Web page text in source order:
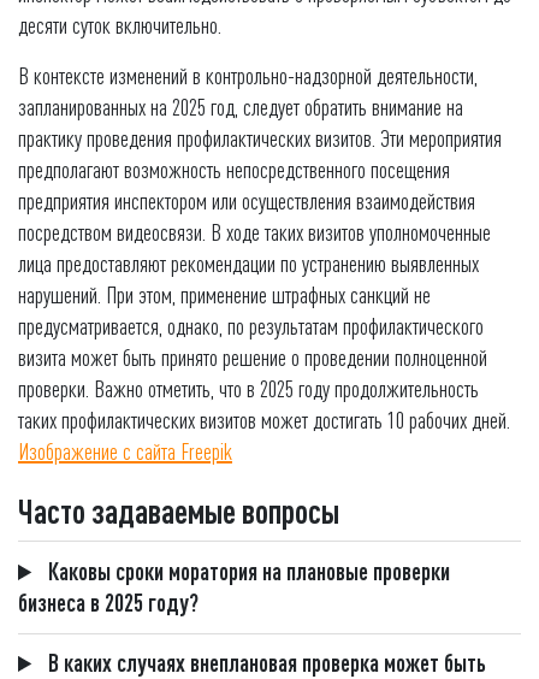
десяти суток включительно.
В контексте изменений в контрольно-надзорной деятельности,
запланированных на 2025 год, следует обратить внимание на
практику проведения профилактических визитов. Эти мероприятия
предполагают возможность непосредственного посещения
предприятия инспектором или осуществления взаимодействия
посредством видеосвязи. В ходе таких визитов уполномоченные
лица предоставляют рекомендации по устранению выявленных
нарушений. При этом, применение штрафных санкций не
предусматривается, однако, по результатам профилактического
визита может быть принято решение о проведении полноценной
проверки. Важно отметить, что в 2025 году продолжительность
таких профилактических визитов может достигать 10 рабочих дней.
Изображение с сайта Freepik
Часто задаваемые вопросы
Каковы сроки моратория на плановые проверки
бизнеса в 2025 году?
В каких случаях внеплановая проверка может быть